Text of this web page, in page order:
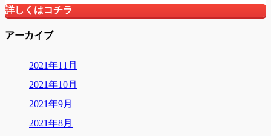
詳しくはコチラ
アーカイブ
2021年11月
2021年10月
2021年9月
2021年8月